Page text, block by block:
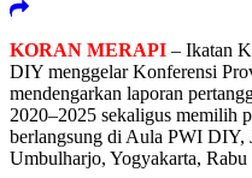
KORAN MERAPI – Ikatan
DIY menggelar Konferensi
mendengarkan laporan
2020–2025 sekaligus memilih
berlangsung di Aula PWI DIY,
Umbulharjo, Yogyakarta, Rabu